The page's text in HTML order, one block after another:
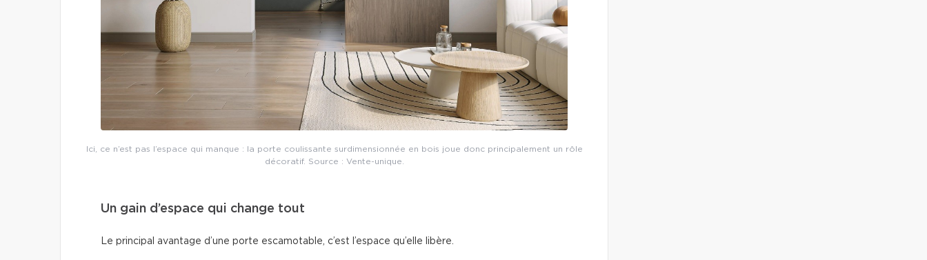
Ici, ce n’est pas l’espace qui manque : la porte coulissante surdimensionnée en bois joue donc principalement un rôle
décoratif. Source : Vente-unique.
Un gain d’espace qui change tout
Le principal avantage d’une porte escamotable, c’est l’espace qu’elle libère.